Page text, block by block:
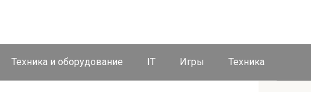
Техника и оборудование IT Игры Техника